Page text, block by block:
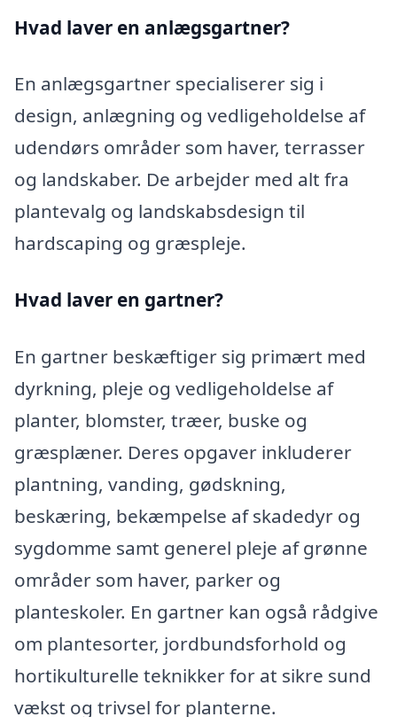
Hvad laver en anlægsgartner?
En anlægsgartner specialiserer sig i
design, anlægning og vedligeholdelse af
udendørs områder som haver, terrasser
og landskaber. De arbejder med alt fra
plantevalg og landskabsdesign til
hardscaping og græspleje.
Hvad laver en gartner?
En gartner beskæftiger sig primært med
dyrkning, pleje og vedligeholdelse af
planter, blomster, træer, buske og
græsplæner. Deres opgaver inkluderer
plantning, vanding, gødskning,
beskæring, bekæmpelse af skadedyr og
sygdomme samt generel pleje af grønne
områder som haver, parker og
planteskoler. En gartner kan også rådgive
om plantesorter, jordbundsforhold og
hortikulturelle teknikker for at sikre sund
vækst og trivsel for planterne.